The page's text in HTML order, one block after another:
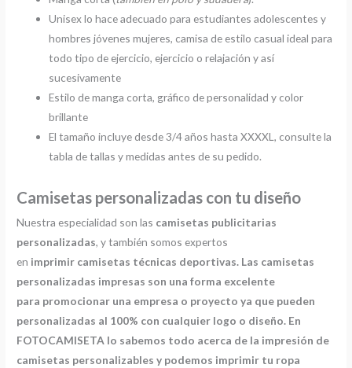
Unisex lo hace adecuado para estudiantes adolescentes y
hombres jóvenes mujeres, camisa de estilo casual ideal para
todo tipo de ejercicio, ejercicio o relajación y así
sucesivamente
Estilo de manga corta, gráfico de personalidad y color
brillante
El tamaño incluye desde 3/4 años hasta XXXXL, consulte la
tabla de tallas y medidas antes de su pedido.
Camisetas personalizadas con tu diseño
Nuestra especialidad son las camisetas publicitarias
personalizadas, y también somos expertos
en imprimir camisetas técnicas deportivas. Las camisetas
personalizadas impresas son una forma excelente
para promocionar una empresa o proyecto ya que pueden
personalizadas al 100% con cualquier logo o diseño. En
FOTOCAMISETA lo sabemos todo acerca de la impresión de
camisetas personalizables y podemos imprimir tu ropa